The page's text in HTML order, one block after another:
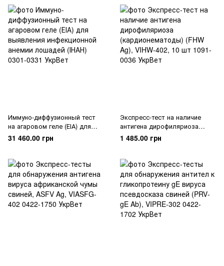
Иммуно-диффузионный тест
на агаровом геле (ЕІА) для
выявления инфекционной
анемии лошадей (ІНАН)
31 460.00 грн
Экспресс-тест на наличие
антигена дирофиляриоза
(кардионематоды) (FHW Ag),
VIHW-402, 10 шт
1 485.00 грн